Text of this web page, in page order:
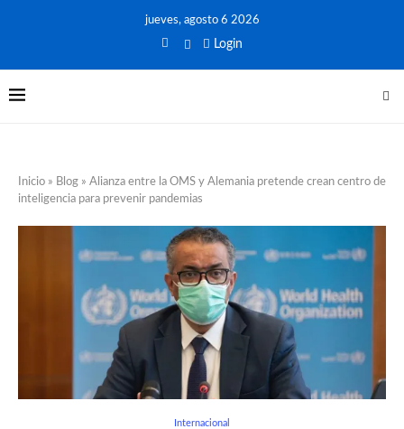
jueves, agosto 6 2026
Login
Inicio » Blog » Alianza entre la OMS y Alemania pretende crean centro de
inteligencia para prevenir pandemias
Internacional